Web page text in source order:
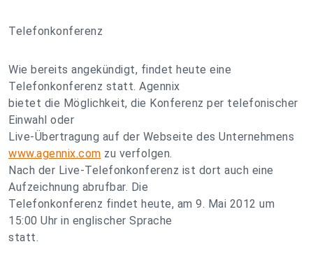
Telefonkonferenz
Wie bereits angekündigt, findet heute eine
Telefonkonferenz statt. Agennix
bietet die Möglichkeit, die Konferenz per telefonischer
Einwahl oder
Live-Übertragung auf der Webseite des Unternehmens
www.agennix.com zu verfolgen.
Nach der Live-Telefonkonferenz ist dort auch eine
Aufzeichnung abrufbar. Die
Telefonkonferenz findet heute, am 9. Mai 2012 um
15:00 Uhr in englischer Sprache
statt.